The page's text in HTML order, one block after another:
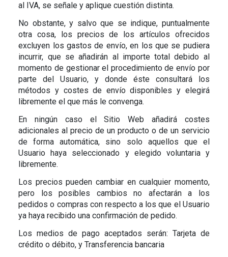
al IVA, se señale y aplique cuestión distinta.
No obstante, y salvo que se indique, puntualmente
otra cosa, los precios de los artículos ofrecidos
excluyen los gastos de envío, en los que se pudiera
incurrir, que se añadirán al importe total debido al
momento de gestionar el procedimiento de envío por
parte del Usuario, y donde éste consultará los
métodos y costes de envío disponibles y elegirá
libremente el que más le convenga.
En ningún caso el Sitio Web añadirá costes
adicionales al precio de un producto o de un servicio
de forma automática, sino solo aquellos que el
Usuario haya seleccionado y elegido voluntaria y
libremente.
Los precios pueden cambiar en cualquier momento,
pero los posibles cambios no afectarán a los
pedidos o compras con respecto a los que el Usuario
ya hayarecibido una confirmación de pedido.
Los medios de pago aceptados serán: Tarjeta de
crédito o débito, y Transferencia bancaria